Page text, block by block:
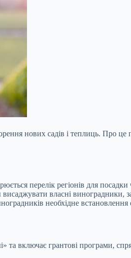
нових садів і теплиць. Про
перелік регіонів для посадки
власні виноградники,
необхідне
та включає грантові програми,